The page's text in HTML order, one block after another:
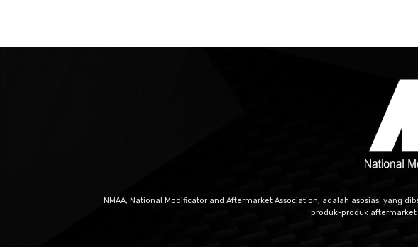
NMAA, National Modificator and Aftermarket Association, adalah asosiasi yang
produk-produk